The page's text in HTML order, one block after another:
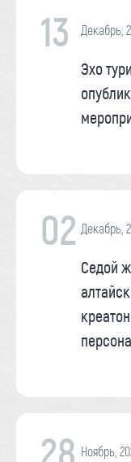
13 Декабрь,
Эхо
02 Декабрь,
Седой
28 Ноябрь,